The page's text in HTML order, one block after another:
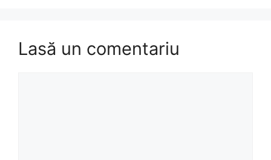
Lasă un comentariu